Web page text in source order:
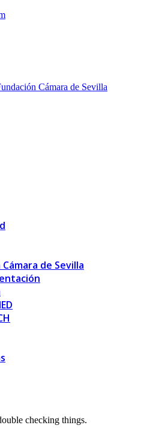
de Sevilla
checking things.